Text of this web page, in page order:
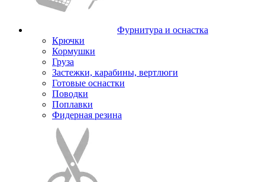
Фурнитура и оснастка
Крючки
Кормушки
Груза
Застежки, карабины, вертлюги
Готовые оснастки
Поводки
Поплавки
Фидерная резина